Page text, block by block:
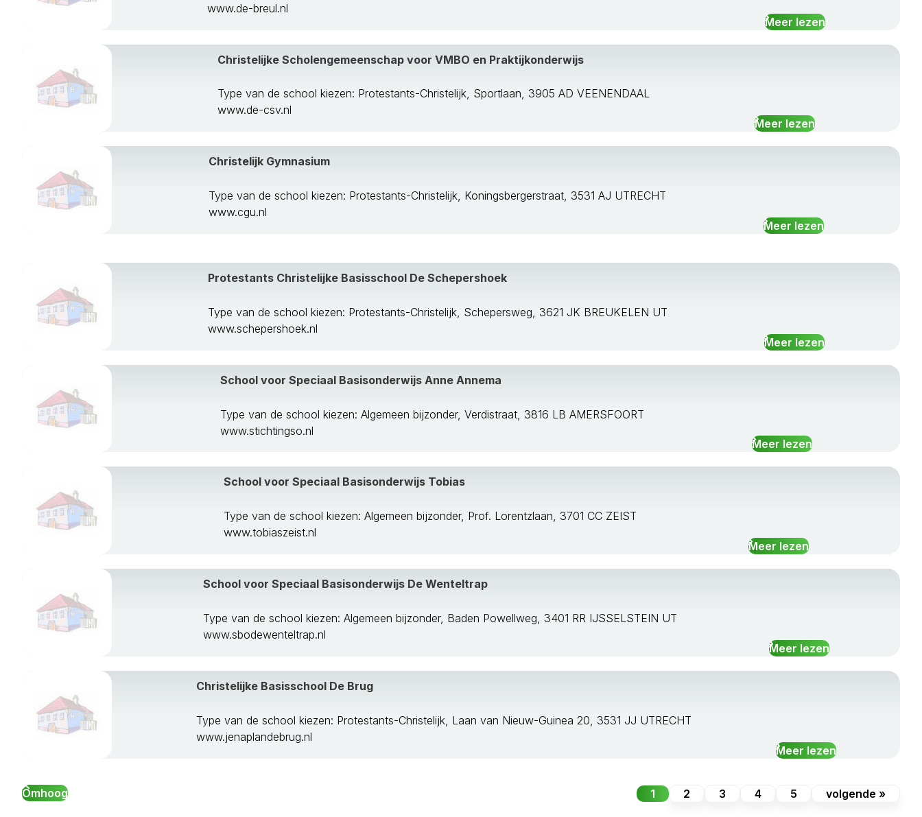
www.de-breul.nl
Meer lezen
Christelijke Scholengemeenschap voor VMBO en Praktijkonderwijs
Type van de school kiezen: Protestants-Christelijk, Sportlaan, 3905 AD VEENENDAAL
www.de-csv.nl
Meer lezen
Christelijk Gymnasium
Type van de school kiezen: Protestants-Christelijk, Koningsbergerstraat, 3531 AJ UTRECHT
www.cgu.nl
Meer lezen
Protestants Christelijke Basisschool De Schepershoek
Type van de school kiezen: Protestants-Christelijk, Schepersweg, 3621 JK BREUKELEN UT
www.schepershoek.nl
Meer lezen
School voor Speciaal Basisonderwijs Anne Annema
Type van de school kiezen: Algemeen bijzonder, Verdistraat, 3816 LB AMERSFOORT
www.stichtingso.nl
Meer lezen
School voor Speciaal Basisonderwijs Tobias
Type van de school kiezen: Algemeen bijzonder, Prof. Lorentzlaan, 3701 CC ZEIST
www.tobiaszeist.nl
Meer lezen
School voor Speciaal Basisonderwijs De Wenteltrap
Type van de school kiezen: Algemeen bijzonder, Baden Powellweg, 3401 RR IJSSELSTEIN UT
www.sbodewenteltrap.nl
Meer lezen
Christelijke Basisschool De Brug
Type van de school kiezen: Protestants-Christelijk, Laan van Nieuw-Guinea 20, 3531 JJ UTRECHT
www.jenaplandebrug.nl
Meer lezen
Omhoog 1 2 3 4 5 volgende »